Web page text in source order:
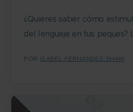
¿Quieres saber cómo
del lenguaje en tus peques?
POR ISABEL FERNÁNDEZ-SHAW